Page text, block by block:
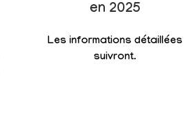
en 2025
Les informations détaillées
suivront.